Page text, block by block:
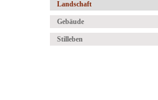
Landschaft
Gebäude
Stilleben